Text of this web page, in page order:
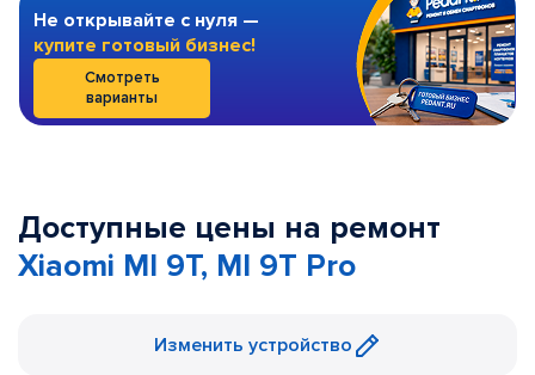
Не открывайте с нуля —
купите готовый бизнес!
Смотреть
варианты
Доступные цены на ремонт
Xiaomi MI 9T, MI 9T Pro
Изменить устройство